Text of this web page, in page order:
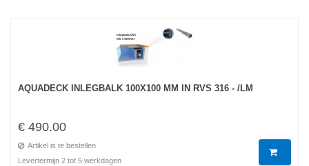
AQUADECK INLEGBALK 100X100 MM IN RVS 316 - /LM
€ 490.00
Artikel is te bestellen
Levertermijn 2 tot 5 werkdagen